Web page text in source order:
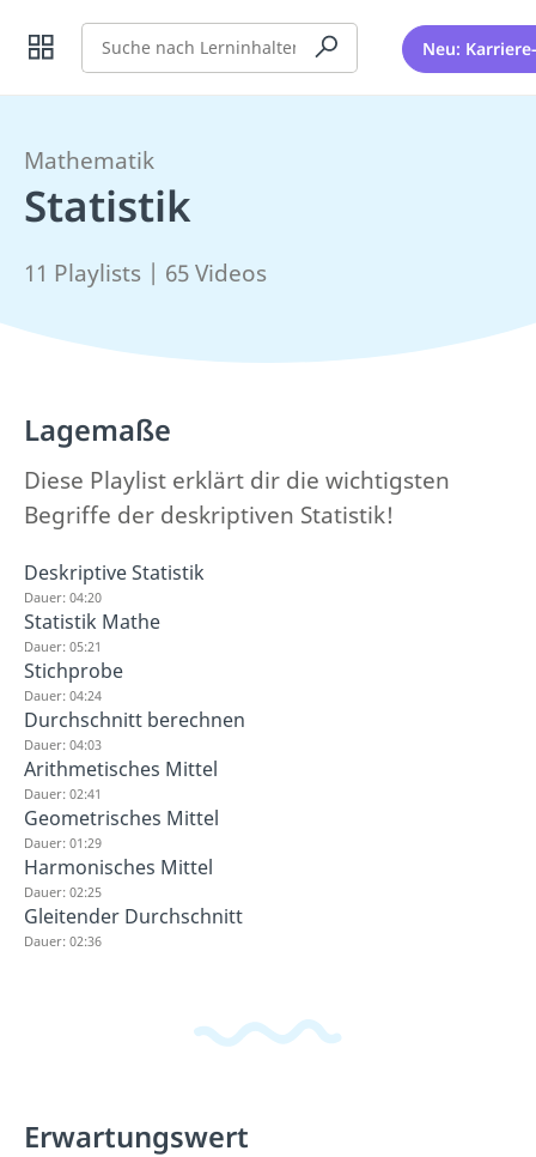
Suche Neu:
Mathematik
Statistik
11 Playlists | 65 Videos
Lagemaße
Diese Playlist erklärt dir die wichtigsten
Begriffe der deskriptiven Statistik!
Deskriptive Statistik
Dauer: 04:20
Statistik Mathe
Dauer: 05:21
Stichprobe
Dauer: 04:24
Durchschnitt berechnen
Dauer: 04:03
Arithmetisches Mittel
Dauer: 02:41
Geometrisches Mittel
Dauer: 01:29
Harmonisches Mittel
Dauer: 02:25
Gleitender Durchschnitt
Dauer: 02:36
Erwartungswert